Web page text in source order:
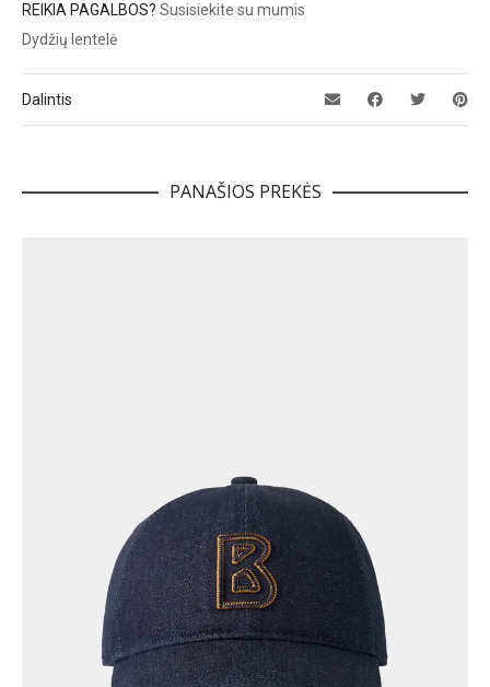
REIKIA PAGALBOS? Susisiekite su mumis
Dydžių lentelė
Dalintis
PANAŠIOS PREKĖS